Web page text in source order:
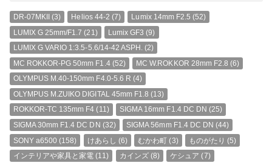
DR-07MKII (3) Helios 44-2 (7) Lumix 14mm F2.5 (52)
LUMIX G 25mm/F1.7 (21) Lumix GF3 (9)
LUMIX G VARIO 1:3.5-5.6/14-42 ASPH. (2)
MC ROKKOR-PG 50mm F1.4(52) MC W.ROKKOR 28mm F2.8 (6)
OLYMPUS M.40-150mm F4.0-5.6 R (4)
OLYMPUS M.ZUIKO DIGITAL 45mm F1.8 (13)
ROKKOR-TC 135mm F4 (11) SIGMA 16mm F1.4 DC DN (25)
SIGMA 30mm F1.4 DC DN (32) SIGMA 56mm F1.4 DC DN (44)
SONY a6500 (158) けあらし (6) むかわ町 (3) ものがたり (5)
インテリアや家具と家電 (11) カインズ(8) ケシュア (7)